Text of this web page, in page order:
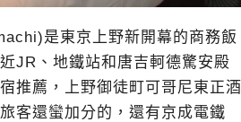
是東京上野新開幕的商務飯
JR、地鐵站和唐吉軻德驚安殿
推薦，上野御徒町可哥尼東正酒
客還蠻加分的，還有京成電鐵